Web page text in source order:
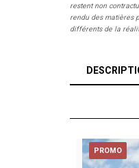
restent non
rendu des matières
différents de la
PROMO